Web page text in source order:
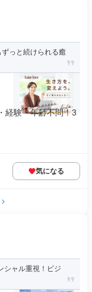
っと続けられる癒
験・年齢不問！3
気になる
シャル重視！ビジ